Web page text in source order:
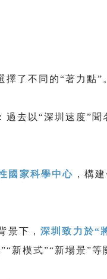
了不同的“著力點”
過去以“深圳速度”
國家科學中心 ，構
景下，深圳致力於“
新模式”“新場景”